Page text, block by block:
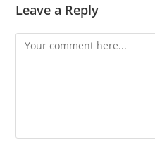
Leave a Reply
Comment